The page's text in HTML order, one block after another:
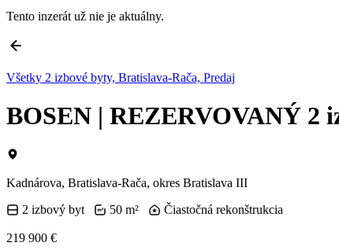
Tento inzerát už nie je aktuálny.
Všetky 2 izbové byty, Bratislava-Rača, Predaj
BOSEN | REZERVOVANÝ 2
Kadnárova, Bratislava-Rača, okres Bratislava III
2 izbový byt
50 m² Čiastočná rekonštrukcia
219 900 €